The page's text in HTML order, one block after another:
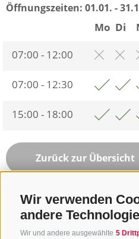
Wir verwenden
andere
Wir und andere ausgewählte 5
Öffnungszeiten: 01.01. -
Mo Di
07:00 - 12:00
07:00 - 12:30
15:00 - 18:00
Zurück zur Übersicht